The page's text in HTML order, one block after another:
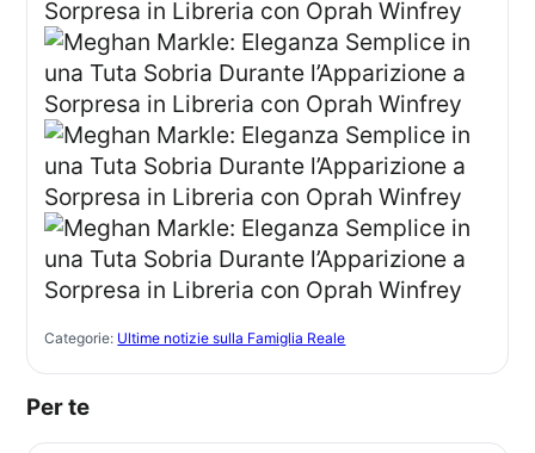
Categorie: Ultime notizie sulla Famiglia Reale
Per te